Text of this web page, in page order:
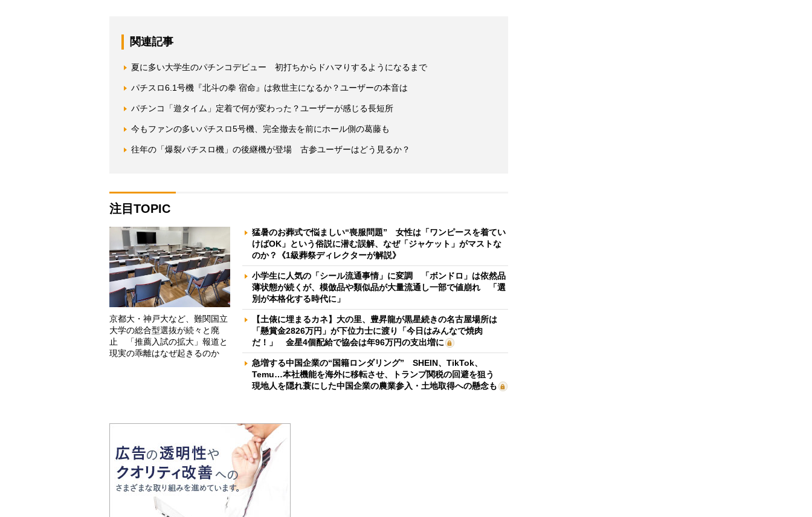
関連記事
夏に多い大学生のパチンコデビュー 初打ちからドハマりするようになるまで
パチスロ6.1号機『北斗の拳 宿命』は救世主になるか？ユーザーの本音は
パチンコ「遊タイム」定着で何が変わった？ユーザーが感じる長短所
今もファンの多いパチスロ5号機、完全撤去を前にホール側の葛藤も
往年の「爆裂パチスロ機」の後継機が登場 古参ユーザーはどう見るか？
注目TOPIC
京都大・神戸大など、難関国立
大学の総合型選抜が続々と廃
止 「推薦入試の拡大」報道と
現実の乖離はなぜ起きるのか
猛暑のお葬式で悩ましい“喪服問題” 女性は「ワンピースを着てい
けばOK」という俗説に潜む誤解、なぜ「ジャケット」がマストな
のか？《1級葬祭ディレクターが解説》
小学生に人気の「シール流通事情」に変調 「ボンドロ」は依然品
薄状態が続くが、模倣品や類似品が大量流通し一部で値崩れ 「選
別が本格化する時代に」
【土俵に埋まるカネ】大の里、豊昇龍が黒星続きの名古屋場所は
「懸賞金2826万円」が下位力士に渡り「今日はみんなで焼肉
だ！」 金星4個配給で協会は年96万円の支出増に
急増する中国企業の“国籍ロンダリング” SHEIN、TikTok、
Temu…本社機能を海外に移転させ、トランプ関税の回避を狙う
現地人を隠れ蓑にした中国企業の農業参入・土地取得への懸念も